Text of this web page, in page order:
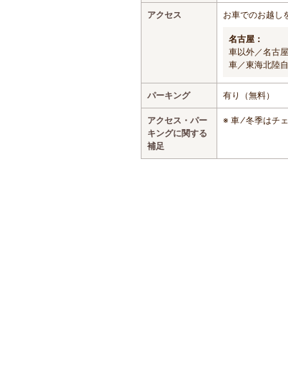
アクセス お車でのお越し
名古屋：
車以外／名古
車／東海北陸
パーキング 有り（無料）
アクセス・パー
キングに関する
補足
※ 車 ⁄ 冬季はチ